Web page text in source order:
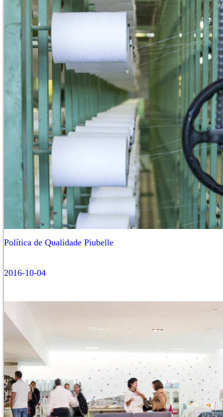
Política de Qualidade Piubelle
2016-10-04